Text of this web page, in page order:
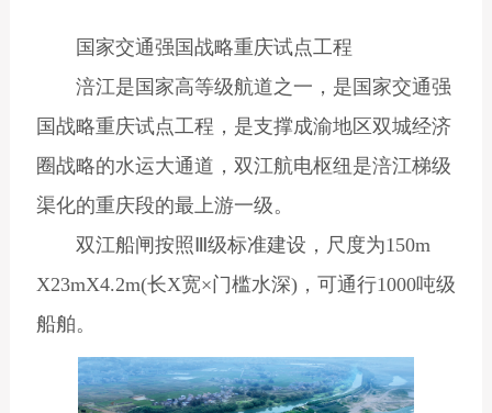
国家交通强国战略重庆试点工程
涪江是国家高等级航道之一，是国家交通强
国战略重庆试点工程，是支撑成渝地区双城经济
圈战略的水运大通道，双江航电枢纽是涪江梯级
渠化的重庆段的最上游一级。
双江船闸按照Ⅲ级标准建设，尺度为150m
X23mX4.2m(长X宽×门槛水深)，可通行1000吨级
船舶。